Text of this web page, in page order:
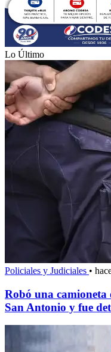
Lo Último
Policiales y Judiciales •
Robó una camioneta
San Antonio y fue